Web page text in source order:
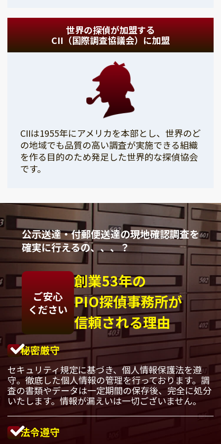
世界の探偵が加盟する
CII（国際調査協議会）に加盟
CIIは1955年にアメリカを本部とし、世界のど
の地域でも品質の高い調査が実施できる組織
を作る目的のため発足した世界的な探偵協会
です。
公示送達・付郵便送達の現地確認調査を
確実に行えるの、、、？
ご安心
ください
創業53年の
PIO探偵事務所が
信頼される理由
秘密厳守
セキュリティ規定に基づき、個人情報保護法を遵
守。徹底した個人情報の管理を行っております。調
査の書類やデータは一定期間の保存後、完全に処分
いたします。情報が漏えいは一切ございません。
法令遵守